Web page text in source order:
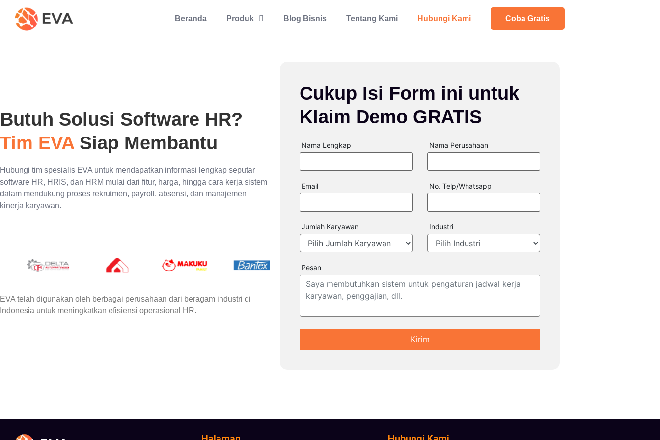
Beranda Produk Blog Bisnis Tentang Kami Hubungi Kami Coba Gratis
Butuh Solusi Software HR?
Tim EVA Siap Membantu
Hubungi tim spesialis EVA untuk mendapatkan informasi lengkap seputar
software HR, HRIS, dan HRM mulai dari fitur, harga, hingga cara kerja sistem
dalam mendukung proses rekrutmen, payroll, absensi, dan manajemen
kinerja karyawan.
EVA telah digunakan oleh berbagai perusahaan dari beragam industri di
Indonesia untuk meningkatkan efisiensi operasional HR.
Cukup Isi Form ini untuk
Klaim Demo GRATIS
Nama Lengkap Nama Perusahaan
Email No. Telp/Whatsapp
Jumlah Karyawan Industri
Pesan
Kirim